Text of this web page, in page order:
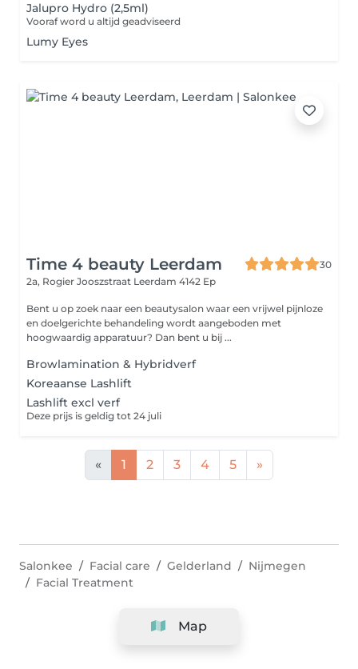
Jalupro Hydro (2,5ml)
Vooraf word u altijd geadviseerd
Lumy Eyes
Time 4 beauty Leerdam
30
2a, Rogier Jooszstraat Leerdam 4142 Ep
Bent u op zoek naar een beautysalon waar een vrijwel pijnloze
en doelgerichte behandeling wordt aangeboden met
hoogwaardig apparatuur? Dan bent u bij ...
Browlamination & Hybridverf
Koreaanse Lashlift
Lashlift excl verf
Deze prijs is geldig tot 24 juli
« 1 2 3 4 5 »
Map
Salonkee Facial care Gelderland
Nijmegen
Facial Treatment